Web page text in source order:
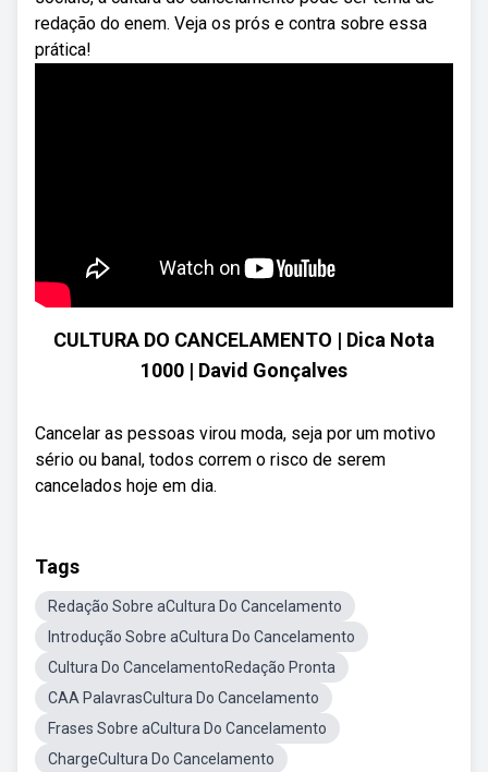
redação do enem. Veja os prós e contra sobre essa
prática!
CULTURA DO CANCELAMENTO | Dica Nota
1000 | David Gonçalves
Cancelar as pessoas virou moda, seja por um motivo
sério ou banal, todos correm o risco de serem
cancelados hoje em dia.
Tags
Redação Sobre aCultura Do Cancelamento
Introdução Sobre aCultura Do Cancelamento
Cultura Do CancelamentoRedação Pronta
CAA PalavrasCultura Do Cancelamento
Frases Sobre aCultura Do Cancelamento
ChargeCultura Do Cancelamento